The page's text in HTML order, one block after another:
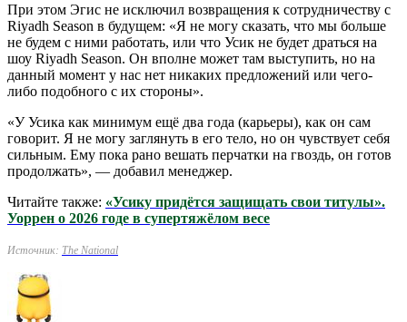
При этом Эгис не исключил возвращения к сотрудничеству с
Riyadh Season в будущем: «Я не могу сказать, что мы больше
не будем с ними работать, или что Усик не будет драться на
шоу Riyadh Season. Он вполне может там выступить, но на
данный момент у нас нет никаких предложений или чего-
либо подобного с их стороны».
«У Усика как минимум ещё два года (карьеры), как он сам
говорит. Я не могу заглянуть в его тело, но он чувствует себя
сильным. Ему пока рано вешать перчатки на гвоздь, он готов
продолжать», — добавил менеджер.
Читайте также: «Усику придётся защищать свои титулы».
Уоррен о 2026 годе в супертяжёлом весе
Источник: The National